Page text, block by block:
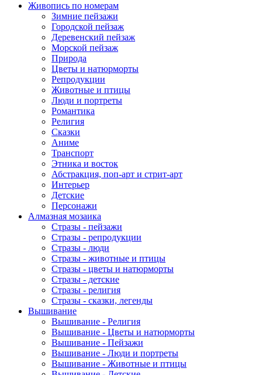
Живопись по номерам
Зимние пейзажи
Городской пейзаж
Деревенский пейзаж
Морской пейзаж
Природа
Цветы и натюрморты
Репродукции
Животные и птицы
Люди и портреты
Романтика
Религия
Сказки
Аниме
Транспорт
Этника и восток
Абстракция, поп-арт и стрит-арт
Интерьер
Детские
Персонажи
Алмазная мозаика
Стразы - пейзажи
Стразы - репродукции
Стразы - люди
Стразы - животные и птицы
Стразы - цветы и натюрморты
Стразы - детские
Стразы - религия
Стразы - сказки, легенды
Вышивание
Вышивание - Религия
Вышивание - Цветы и натюрморты
Вышивание - Пейзажи
Вышивание - Люди и портреты
Вышивание - Животные и птицы